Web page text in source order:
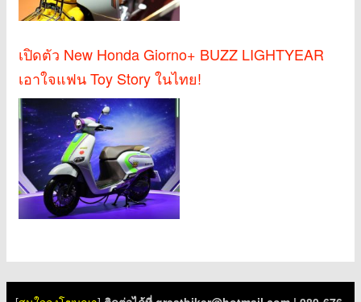
เปิดตัว New Honda Giorno+ BUZZ LIGHTYEAR
เอาใจแฟน Toy Story ในไทย!